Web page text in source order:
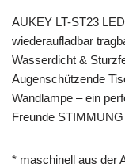
AUKEY LT-ST23
wiederaufladbar
Wasserdicht &
Augenschützende
Wandlampe – ein
Freunde
* maschinell aus der